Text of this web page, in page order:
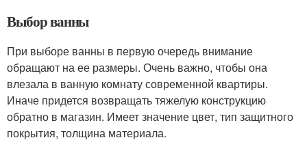
Выбор ванны
При выборе ванны в первую очередь внимание
обращают на ее размеры. Очень важно, чтобы она
влезала в ванную комнату современной квартиры.
Иначе придется возвращать тяжелую конструкцию
обратно в магазин. Имеет значение цвет, тип защитного
покрытия, толщина материала.